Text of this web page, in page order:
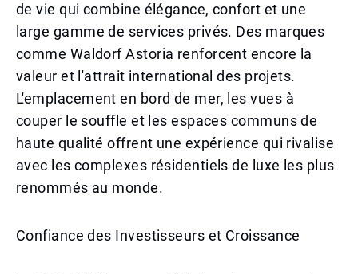
de vie qui combine élégance, confort et une
large gamme de services privés. Des marques
comme Waldorf Astoria renforcent encore la
valeur et l'attrait international des projets.
L'emplacement en bord de mer, les vues à
couper le souffle et les espaces communs de
haute qualité offrent une expérience qui rivalise
avec les complexes résidentiels de luxe les plus
renommés au monde.
Confiance des Investisseurs et Croissance